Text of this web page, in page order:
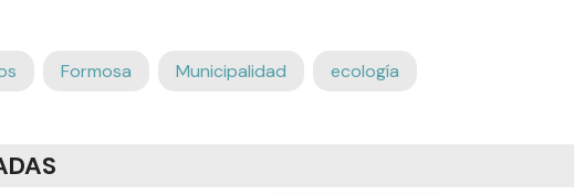
Formosa Municipalidad ecología